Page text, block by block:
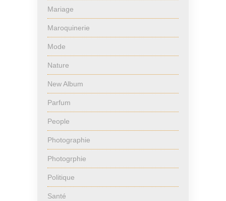
Mariage
Maroquinerie
Mode
Nature
New Album
Parfum
People
Photographie
Photogrphie
Politique
Santé